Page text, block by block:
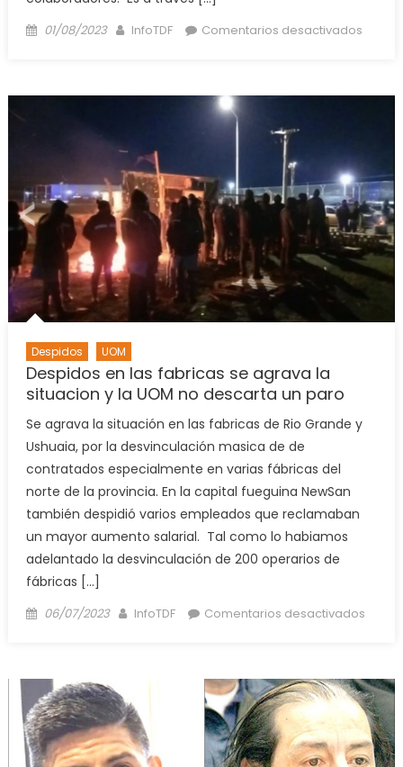
Posted
01/08/2023 Author
InfoTDF Comentarios desactivadosen
piden
la
de
Hector
Tapia
Despidos UOM
Despidos en las fabricas se agrava la
situacion y la UOM no descarta un paro
Se agrava la situación en las fabricas de Rio Grande y
Ushuaia, por la desvinculación masica de de
contratados especialmente en varias fábricas del
norte de la provincia. En la capital fueguina NewSan
también despidió varios empleados que reclamaban
un mayor aumento salarial. Tal como lo habiamos
adelantado la desvinculación de 200 operarios de
fábricas […]
Posted
06/07/2023 Author
InfoTDF Comentarios desactivadosen
se
la